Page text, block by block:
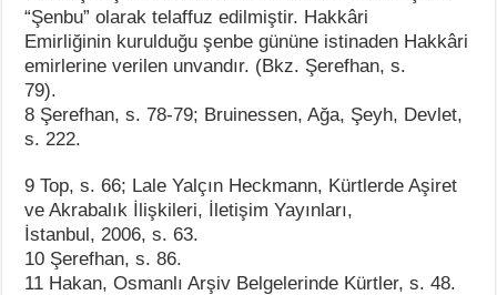
“Şenbu” olarak telaffuz edilmiştir. Hakkâri
Emirliğinin kurulduğu şenbe gününe istinaden Hakkâri
emirlerine verilen unvandır. (Bkz. Şerefhan, s.
79).
8 Şerefhan, s. 78-79; Bruinessen, Ağa, Şeyh, Devlet,
s. 222.
9 Top, s. 66; Lale Yalçın Heckmann, Kürtlerde Aşiret
ve Akrabalık İlişkileri, İletişim Yayınları,
İstanbul, 2006, s. 63.
10 Şerefhan, s. 86.
11 Hakan, Osmanlı Arşiv Belgelerinde Kürtler, s. 48.